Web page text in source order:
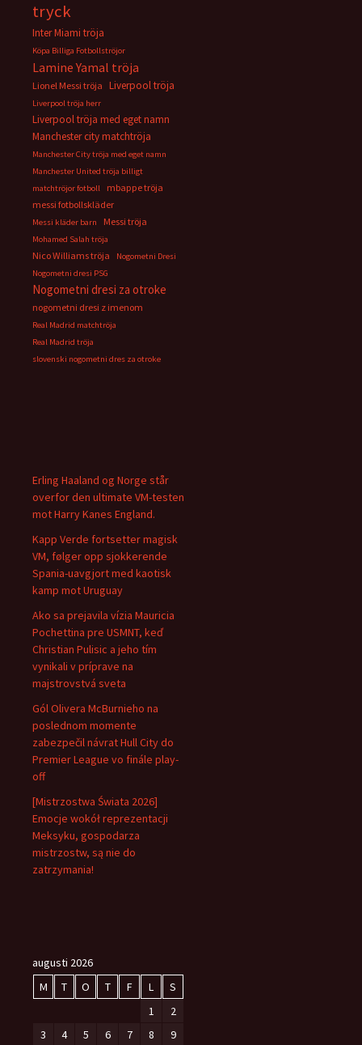
tryck
Inter Miami tröja
Köpa Billiga Fotbollströjor
Lamine Yamal tröja
Lionel Messi tröja Liverpool tröja
Liverpool tröja herr
Liverpool tröja med eget namn
Manchester city matchtröja
Manchester City tröja med eget namn
Manchester United tröja billigt
matchtröjor fotboll
mbappe tröja
messi fotbollskläder
Messi kläder barn Messi tröja
Mohamed Salah tröja
Nico Williams tröja
Nogometni Dresi
Nogometni dresi PSG
Nogometni dresi za otroke
nogometni dresi z imenom
Real Madrid matchtröja
Real Madrid tröja
slovenski nogometni dres za otroke
Erling Haaland og Norge står
overfor den ultimate VM-testen
mot Harry Kanes England.
Kapp Verde fortsetter magisk
VM, følger opp sjokkerende
Spania-uavgjort med kaotisk
kamp mot Uruguay
Ako sa prejavila vízia Mauricia
Pochettina pre USMNT, keď
Christian Pulisic a jeho tím
vynikali v príprave na
majstrovstvá sveta
Gól Olivera McBurnieho na
poslednom momente
zabezpečil návrat Hull City do
Premier League vo finále play-
off
[Mistrzostwa Świata 2026]
Emocje wokół reprezentacji
Meksyku, gospodarza
mistrzostw, są nie do
zatrzymania!
augusti 2026
M
T O T F L
S
1
2
3
4 5 6 7 8 9